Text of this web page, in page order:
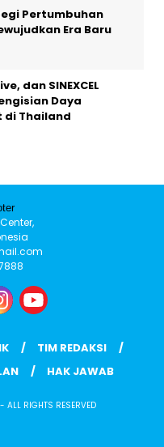
Pertumbuhan
Era Baru
dan SINEXCEL
Daya
Thailand
TIM REDAKSI
HAK JAWAB
RIGHTS RESERVED